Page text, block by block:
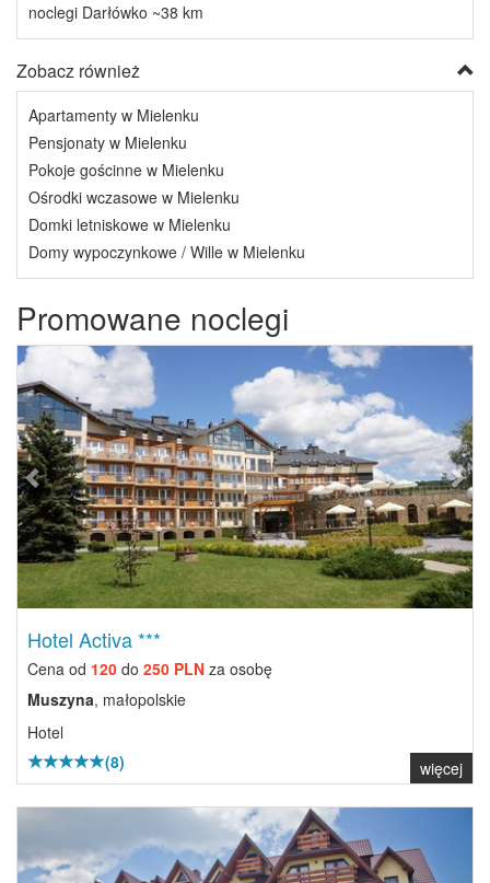
noclegi Darłówko ~38 km
Zobacz również
Apartamenty w Mielenku
Pensjonaty w Mielenku
Pokoje gościnne w Mielenku
Ośrodki wczasowe w Mielenku
Domki letniskowe w Mielenku
Domy wypoczynkowe / Wille w Mielenku
Promowane noclegi
Previous Next
Hotel Activa ***
Cena od 120 do 250 PLN za osobę
Muszyna, małopolskie
Hotel
(8)
więcej